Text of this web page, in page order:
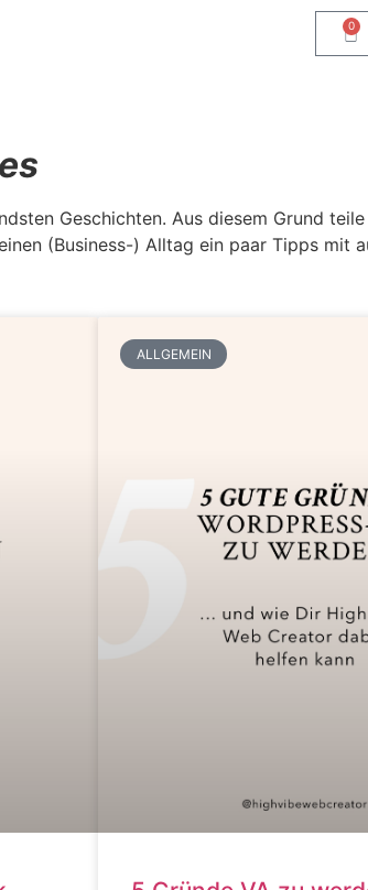
0
Geschichten. Aus diesem Grund
(Business-) Alltag ein paar Tipps mit
ALLGEMEIN